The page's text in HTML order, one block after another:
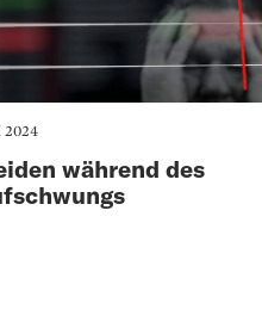
2024
während des